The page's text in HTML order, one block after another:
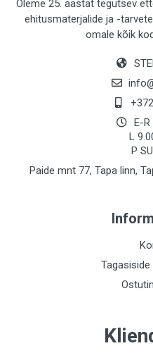
Oleme 25. aastat tegutsev
ehitusmaterjalide ja -
omale kõik
E-
L
P
Paide mnt 77, Tapa linn,